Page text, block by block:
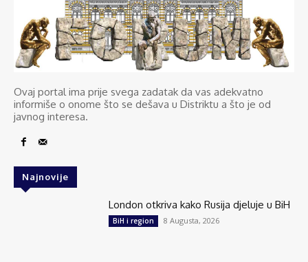
Ovaj portal ima prije svega zadatak da vas adekvatno
informiše o onome što se dešava u Distriktu a što je od
javnog interesa.
Najnovije
London otkriva kako Rusija djeluje u BiH
BiH i region 8 Augusta, 2026